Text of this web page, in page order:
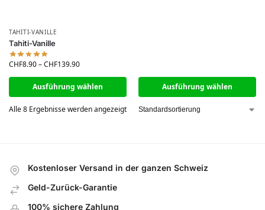
TAHITI-VANILLE
Tahiti-Vanille
CHF8.90–CHF139.90
Ausführung wählen Ausführung wählen
Alle 8 Ergebnisse werden angezeigt
Kostenloser Versand in der ganzen Schweiz
Geld-Zurück-Garantie
100% sichere Zahlung